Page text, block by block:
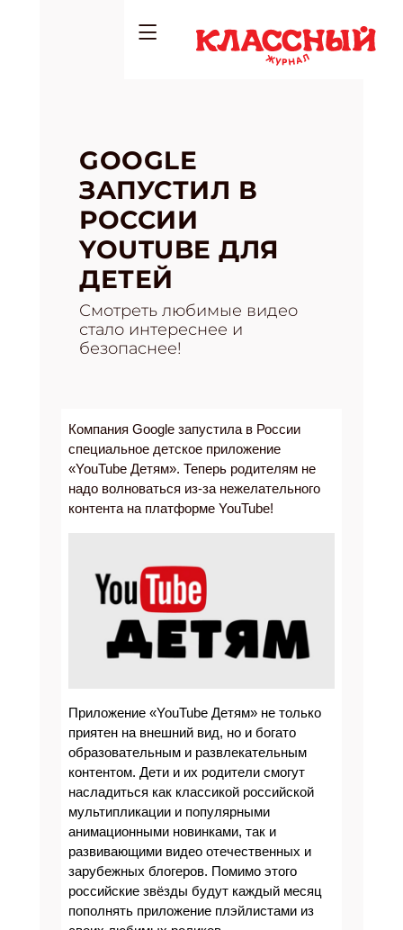
GOOGLE
ЗАПУСТИЛ В
РОССИИ
YOUTUBE ДЛЯ
ДЕТЕЙ
Смотреть любимые видео
стало интереснее и
безопаснее!
Компания Google запустила в России
специальное детское приложение
«YouTube Детям». Теперь родителям не
надо волноваться из-за нежелательного
контента на платформе YouTube!
Приложение «YouTube Детям» не только
приятен на внешний вид, но и богато
образовательным и развлекательным
контентом. Дети и их родители смогут
насладиться как классикой российской
мультипликации и популярными
анимационными новинками, так и
развивающими видео отечественных и
зарубежных блогеров. Помимо этого
российские звёзды будут каждый месяц
пополнять приложение плэйлистами из